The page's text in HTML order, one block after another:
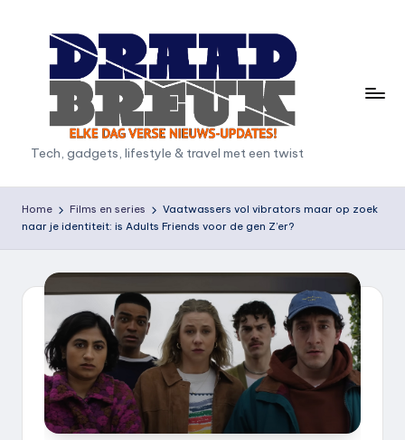
D
r
a
a
b
Tech, gadgets, lifestyle & travel met een twist
Home Films en series
Vaatwassers vol vibrators maar op zoek
naar je identiteit: is Adults Friends voor de gen Z’er?